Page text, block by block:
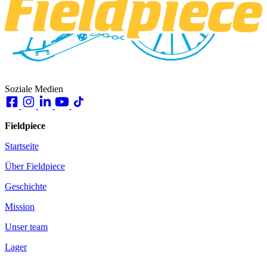
Soziale Medien
Fieldpiece
Startseite
Über Fieldpiece
Geschichte
Mission
Unser team
Lager